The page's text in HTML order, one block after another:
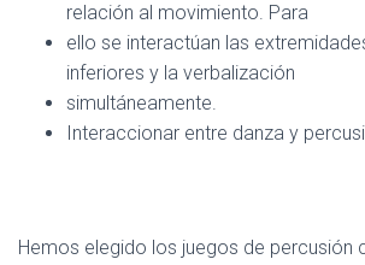
relación al movimiento. Para
ello se interactúan las
inferiores y la verbalización
simultáneamente.
Interaccionar entre danza y
Hemos elegido los juegos de percusión